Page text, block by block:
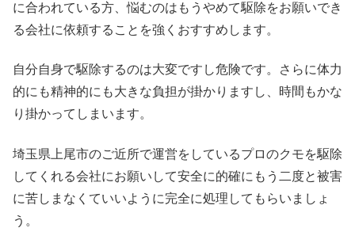
に合われている方、悩むのはもうやめて駆除をお願いでき
る会社に依頼することを強くおすすめします。
自分自身で駆除するのは大変ですし危険です。さらに体力
的にも精神的にも大きな負担が掛かりますし、時間もかな
り掛かってしまいます。
埼玉県上尾市のご近所で運営をしているプロのクモを駆除
してくれる会社にお願いして安全に的確にもう二度と被害
に苦しまなくていいように完全に処理してもらいましょ
う。